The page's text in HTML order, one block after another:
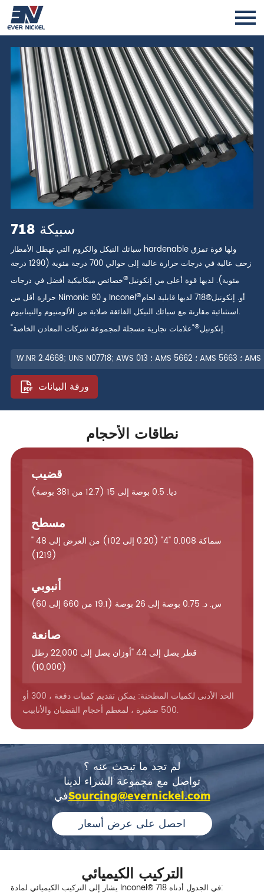
سبيكة 718
سبائك النيكل والكروم التي تهطل الأمطار hardenable ولها قوة تمزق
زحف عالية في درجات حرارة عالية إلى حوالي 700 درجة مئوية (1290 درجة
مئوية). لديها قوة أعلى من إنكونيل®خصائص ميكانيكية أفضل في درجات
حرارة أقل من Nimonic 90 و Inconel®أو. إنكونيل®718 لديها قابلية لحام
استثنائية مقارنة مع سبائك النيكل الفائقة صلابة من الألومنيوم والتيتانيوم.
"إنكونيل® "علامات تجارية مسجلة لمجموعة شركات المعادن الخاصة.
ورقة البيانات
نطاقات الأحجام
قضيب
ديا. 0.5 بوصة إلى 15 (12.7 من 381 بوصة)
مسطح
سماكة 0.008 "4" (0.20 إلى 102) من العرض إلى 48 "
(1219)
أنبوبي
س. د. 0.75 بوصة إلى 26 بوصة (19.1 من 660 إلى 60)
صانعة
قطر يصل إلى 44 "أوزان يصل إلى 22,000 رطل
(10,000)
الحد الأدنى لكميات المطحنة: يمكن تقديم كميات دفعة ، 300 أو
500 صغيرة ، لمعظم أحجام القضبان والأنابيب.
لم تجد ما تبحث عنه ؟
تواصل مع مجموعة الشراء لدينا
فيSourcing@evernickel.com
احصل على عرض أسعار
التركيب الكيميائي
يشار إلى التركيب الكيميائي لمادة Inconel® 718 في الجدول أدناه: